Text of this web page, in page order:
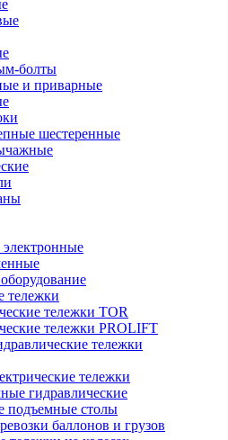
болты
и приварные
шестеренные
тележки
тележки TOR
тележки PROLIFT
тележки
тележки
гидравлические
подъемные столы
баллонов и грузов